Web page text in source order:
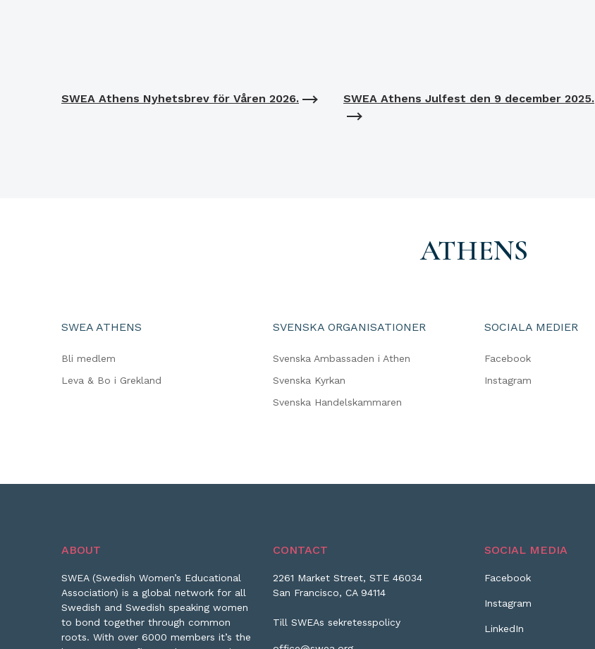
SWEA Athens Nyhetsbrev för Våren 2026. SWEA Athens Julfest den 9 december 2025.
ATHENS
SWEA ATHENS
Bli medlem
Leva & Bo i Grekland
SVENSKA ORGANISATIONER
Svenska Ambassaden i Athen
Svenska Kyrkan
Svenska Handelskammaren
SOCIALA MEDIER
Facebook
Instagram
ABOUT
SWEA (Swedish Women’s Educational
Association) is a global network for all
Swedish and Swedish speaking women
to bond together through common
roots. With over 6000 members it’s the
CONTACT
2261 Market Street, STE 46034
San Francisco, CA 94114
Till SWEAs sekretesspolicy
SOCIAL MEDIA
Facebook
Instagram
LinkedIn